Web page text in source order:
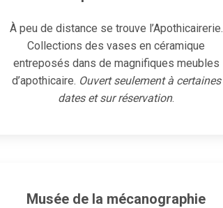
À peu de distance se trouve l’Apothicairerie.
Collections des vases en céramique
entreposés dans de magnifiques meubles
d’apothicaire. Ouvert seulement à certaines
dates et sur réservation.
Musée de la mécanographie